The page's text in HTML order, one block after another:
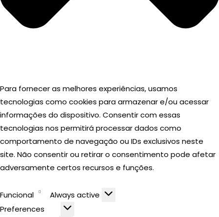
Para fornecer as melhores experiências, usamos
tecnologias como cookies para armazenar e/ou acessar
informações do dispositivo. Consentir com essas
tecnologias nos permitirá processar dados como
comportamento de navegação ou IDs exclusivos neste
site. Não consentir ou retirar o consentimento pode afetar
adversamente certos recursos e funções.
Funcional
Always active
Preferences